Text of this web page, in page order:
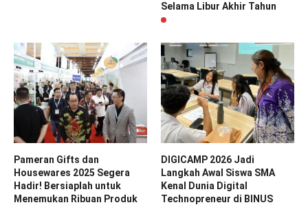
Selama Libur Akhir Tahun
Pameran Gifts dan
Housewares 2025 Segera
Hadir! Bersiaplah untuk
Menemukan Ribuan Produk
DIGICAMP 2026 Jadi
Langkah Awal Siswa SMA
Kenal Dunia Digital
Technopreneur di BINUS